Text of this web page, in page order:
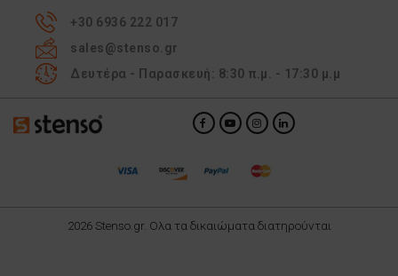
+30 6936 222 017
sales@stenso.gr
Δευτέρα - Παρασκευή: 8:30 π.μ. - 17:30 μ.μ
2026 Stenso.gr. Ολα τα δικαιώματα διατηρούνται